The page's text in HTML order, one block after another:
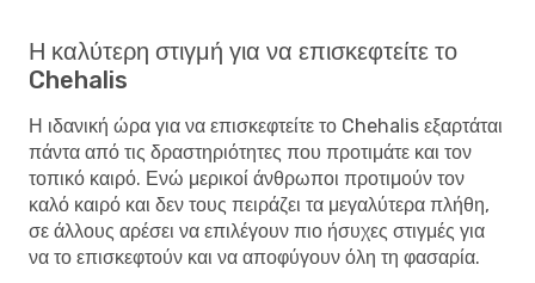
Η καλύτερη στιγμή για να επισκεφτείτε το
Chehalis
Η ιδανική ώρα για να επισκεφτείτε το Chehalis εξαρτάται
πάντα από τις δραστηριότητες που προτιμάτε και τον
τοπικό καιρό. Ενώ μερικοί άνθρωποι προτιμούν τον
καλό καιρό και δεν τους πειράζει τα μεγαλύτερα πλήθη,
σε άλλους αρέσει να επιλέγουν πιο ήσυχες στιγμές για
να το επισκεφτούν και να αποφύγουν όλη τη φασαρία.